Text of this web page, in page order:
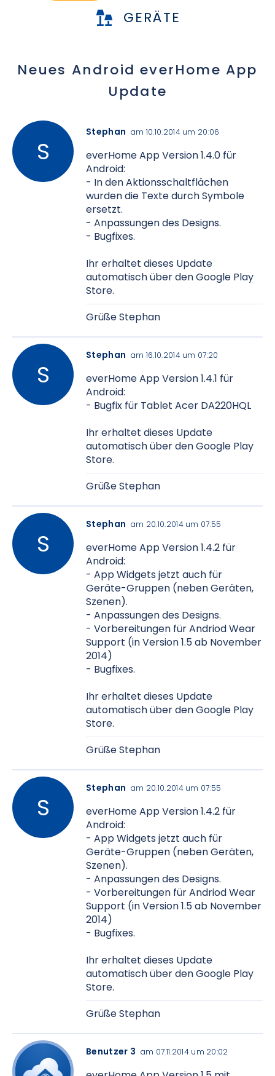
GERÄTE
Neues Android everHome App
Update
Stephan am 10.10.2014 um 20:06
everHome App Version 1.4.0 für
Android:
- In den Aktionsschaltflächen
wurden die Texte durch Symbole
ersetzt.
- Anpassungen des Designs.
- Bugfixes.
Ihr erhaltet dieses Update
automatisch über den Google Play
Store.
Grüße Stephan
Stephan am 16.10.2014 um 07:20
everHome App Version 1.4.1 für
Android:
- Bugfix für Tablet Acer DA220HQL
Ihr erhaltet dieses Update
automatisch über den Google Play
Store.
Grüße Stephan
Stephan am 20.10.2014 um 07:55
everHome App Version 1.4.2 für
Android:
- App Widgets jetzt auch für
Geräte-Gruppen (neben Geräten,
Szenen).
- Anpassungen des Designs.
- Vorbereitungen für Andriod Wear
Support (in Version 1.5 ab November
2014)
- Bugfixes.
Ihr erhaltet dieses Update
automatisch über den Google Play
Store.
Grüße Stephan
Stephan am 20.10.2014 um 07:55
everHome App Version 1.4.2 für
Android:
- App Widgets jetzt auch für
Geräte-Gruppen (neben Geräten,
Szenen).
- Anpassungen des Designs.
- Vorbereitungen für Andriod Wear
Support (in Version 1.5 ab November
2014)
- Bugfixes.
Ihr erhaltet dieses Update
automatisch über den Google Play
Store.
Grüße Stephan
Benutzer 3 am 07.11.2014 um 20:02